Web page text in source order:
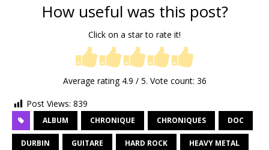
How useful was this post?
Click on a star to rate it!
Average rating 4.9 / 5. Vote count: 36
Post Views: 839
ALBUM CHRONIQUE CHRONIQUES DOC
DURBIN GUITARE HARD ROCK HEAVY METAL